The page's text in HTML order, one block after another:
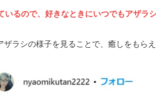
いるので、好きなときにいつでもアザラ
ラシの様子を見ることで、癒しをもらえ